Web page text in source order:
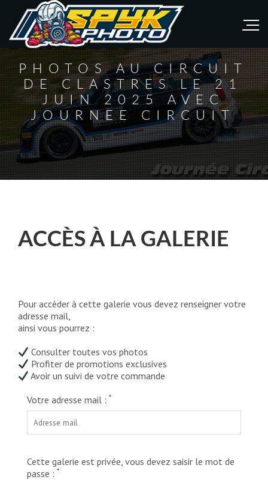
PHOTOS AU CIRCUIT
DE CLASTRES LE 21
JUIN 2025 AVEC
JOURNEE CIRCUIT
ACCÈS À LA GALERIE
Pour accèder à cette galerie vous devez renseigner votre
adresse mail,
ainsi vous pourrez :
Consulter toutes vos photos
Profiter de promotions exclusives
Avoir un suivi de votre commande
Votre adresse mail : *
Cette galerie est privée, vous devez saisir le mot de
passe : *